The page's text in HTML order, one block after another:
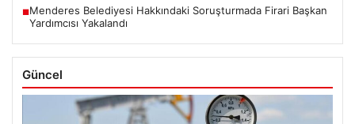
■Menderes Belediyesi Hakkındaki Soruşturmada Firari Başkan
Yardımcısı Yakalandı
Güncel